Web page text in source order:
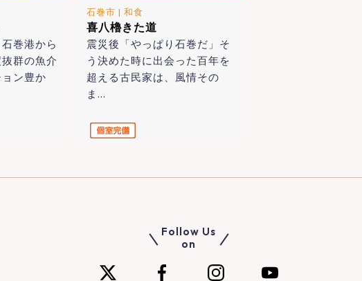
巻港から
群の魚介
ン豊か
石巻市 | 和食
喜八櫓きた道
震災後「やっぱり石巻だ」そ
う決めた時に出会った百年を
超える古民家は、風情その
ま…
Follow Us
on